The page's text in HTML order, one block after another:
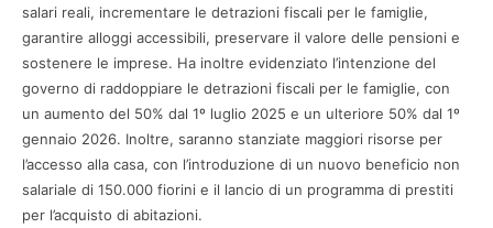
salari reali, incrementare le detrazioni fiscali per le famiglie,
garantire alloggi accessibili, preservare il valore delle pensioni e
sostenere le imprese. Ha inoltre evidenziato l’intenzione del
governo di raddoppiare le detrazioni fiscali per le famiglie, con
un aumento del 50% dal 1º luglio 2025 e un ulteriore 50% dal 1º
gennaio 2026. Inoltre, saranno stanziate maggiori risorse per
l’accesso alla casa, con l’introduzione di un nuovo beneficio non
salariale di 150.000 fiorini e il lancio di un programma di prestiti
per l’acquisto di abitazioni.